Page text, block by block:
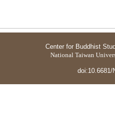
Center for Buddhist
National Taiwan
doi:10.6681/